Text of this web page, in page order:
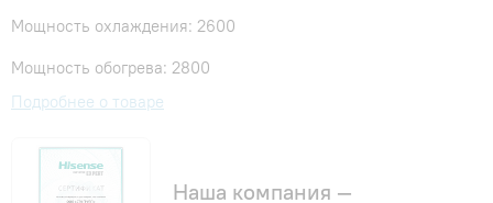
Мощность охлаждения: 2600
Мощность обогрева: 2800
Подробнее о товаре
Наша компания —